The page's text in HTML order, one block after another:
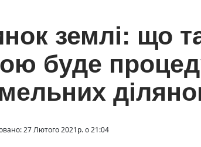
землі: що
буде
27 Лютого 2021р. о 21:04